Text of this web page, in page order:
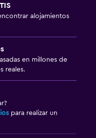
alojamientos
en millones de
reales.
para realizar un